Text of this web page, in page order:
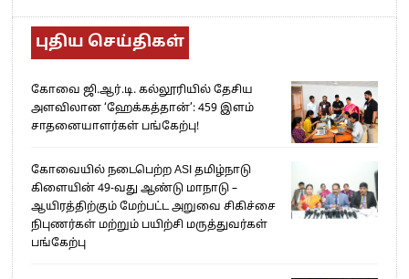
புதிய செய்திகள்
கோவை ஜி.ஆர்.டி. கல்லூரியில் தேசிய
அளவிலான ‘ஹேக்கத்தான்’: 459 இளம்
சாதனையாளர்கள் பங்கேற்பு!
கோவையில் நடைபெற்ற ASI தமிழ்நாடு
கிளையின் 49-வது ஆண்டு மாநாடு –
ஆயிரத்திற்கும் மேற்பட்ட அறுவை சிகிச்சை
நிபுணர்கள் மற்றும் பயிற்சி மருத்துவர்கள்
பங்கேற்பு